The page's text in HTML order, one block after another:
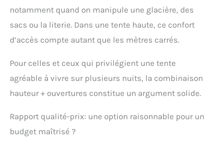
notamment quand on manipule une glacière, des
sacs ou la literie. Dans une tente haute, ce confort
d’accès compte autant que les mètres carrés.
Pour celles et ceux qui privilégient une tente
agréable à vivre sur plusieurs nuits, la combinaison
hauteur + ouvertures constitue un argument solide.
Rapport qualité-prix: une option raisonnable pour un
budget maîtrisé ?